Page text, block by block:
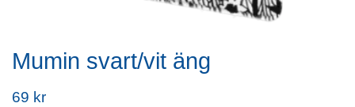
Mumin svart/vit äng
69 kr